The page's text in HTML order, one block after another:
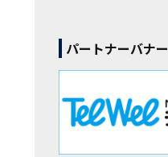
パートナーバナー